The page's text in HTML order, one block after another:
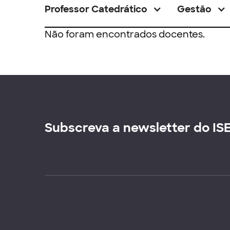
Professor Catedrático Gestão
Não foram encontrados docentes.
Subscreva a newsletter do